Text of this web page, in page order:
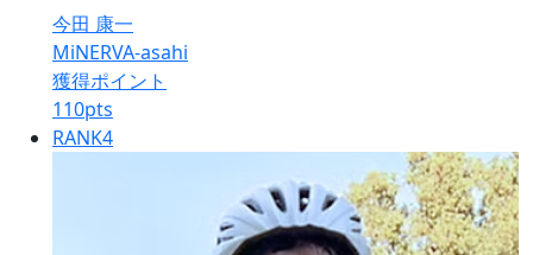
今田 康一
MiNERVA-asahi
獲得ポイント
110pts
RANK4